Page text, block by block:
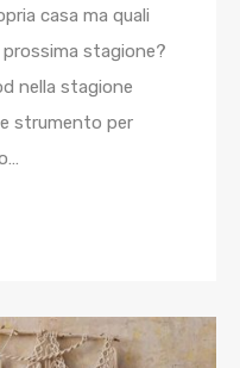
casa ma quali
stagione?
nella stagione
strumento per